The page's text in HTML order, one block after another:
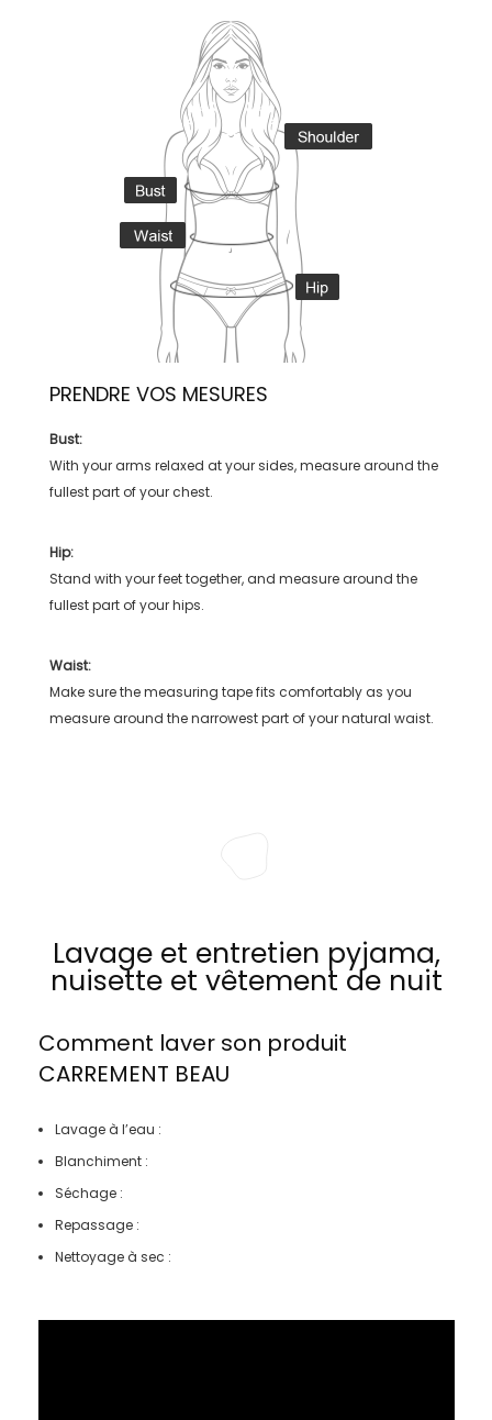
PRENDRE VOS MESURES
Bust:
With your arms relaxed at your sides, measure around the
fullest part of your chest.
Hip:
Stand with your feet together, and measure around the
fullest part of your hips.
Waist:
Make sure the measuring tape fits comfortably as you
measure around the narrowest part of your natural waist.
Lavage et entretien pyjama,
nuisette et vêtement de nuit
Comment laver son produit
CARREMENT BEAU
Lavage à l’eau :
Blanchiment :
Séchage :
Repassage :
Nettoyage à sec :